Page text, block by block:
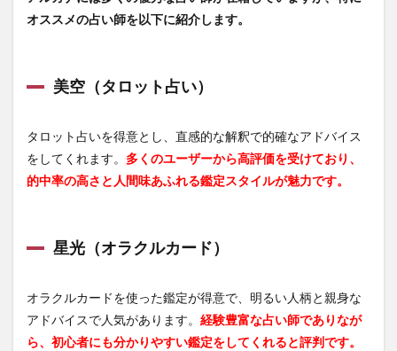
オススメの占い師を以下に紹介します。
美空（タロット占い）
タロット占いを得意とし、直感的な解釈で的確なアドバイス
をしてくれます。 多くのユーザーから高評価を受けており、
的中率の高さと人間味あふれる鑑定スタイルが魅力です。
星光（オラクルカード）
オラクルカードを使った鑑定が得意で、明るい人柄と親身な
アドバイスで人気があります。 経験豊富な占い師でありなが
ら、初心者にも分かりやすい鑑定をしてくれると評判です。